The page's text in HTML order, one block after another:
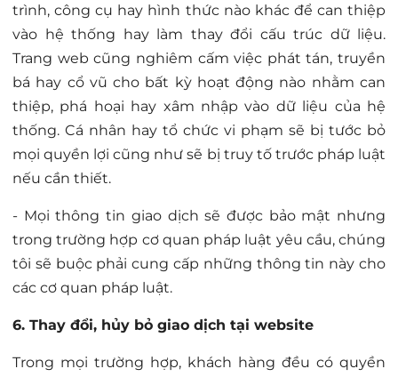
trình, công cụ hay hình thức nào khác để can thiệp
vào hệ thống hay làm thay đổi cấu trúc dữ liệu.
Trang web cũng nghiêm cấm việc phát tán, truyền
bá hay cổ vũ cho bất kỳ hoạt động nào nhằm can
thiệp, phá hoại hay xâm nhập vào dữ liệu của hệ
thống. Cá nhân hay tổ chức vi phạm sẽ bị tước bỏ
mọi quyền lợi cũng như sẽ bị truy tố trước pháp luật
nếu cần thiết.
- Mọi thông tin giao dịch sẽ được bảo mật nhưng
trong trường hợp cơ quan pháp luật yêu cầu, chúng
tôi sẽ buộc phải cung cấp những thông tin này cho
các cơ quan pháp luật.
6. Thay đổi, hủy bỏ giao dịch tại website
Trong mọi trường hợp, khách hàng đều có quyền